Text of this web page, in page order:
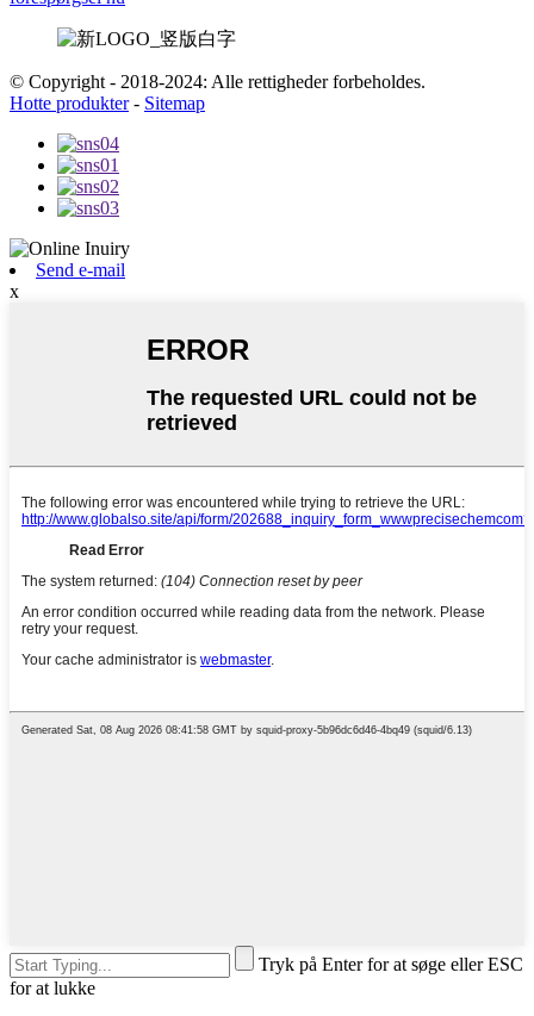
© Copyright - 2018-2024: Alle rettigheder forbeholdes.
Hotte produkter- Sitemap
Send e-mail
x
Tryk på Enter for at søge eller ESC
for at lukke